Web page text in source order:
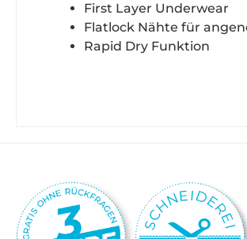
First Layer Underwear
Flatlock Nähte für
Rapid Dry Funktion